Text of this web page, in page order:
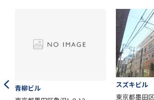
ル
スズキビル
東京都墨田区亀沢4-